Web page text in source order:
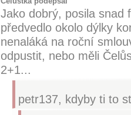
Jako dobrý, posila snad
předvedlo okolo dýlky
nenaláká na roční
odpustit, nebo měli
2+1...
petr137, kdyby ti to